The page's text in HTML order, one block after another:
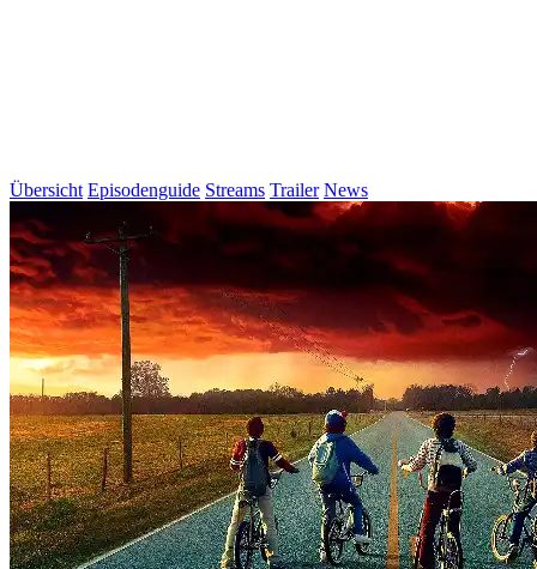
Übersicht Episodenguide Streams Trailer News